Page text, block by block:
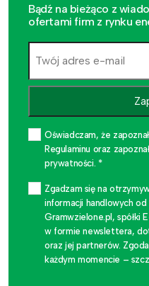
Bądź na bieżąco z
ofertami firm z rynku
Oświadczam, że
Regulaminu oraz
prywatności. *
Zgadzam się na
informacji handlowych
Gramwzielone.pl, spółki
w formie newslettera,
oraz jej partnerów.
każdym momencie –